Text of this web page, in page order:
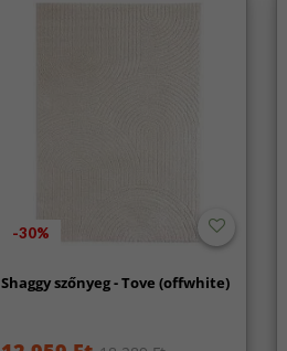
-30%
Shaggy szőnyeg - Tove (offwhite)